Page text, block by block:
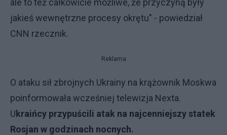
jakieś wewnętrzne procesy okrętu" - powiedział
CNN rzecznik.
Reklama
O ataku sił zbrojnych Ukrainy na krążownik Moskwa
poinformowała wcześniej telewizja Nexta.
Ukraińcy przypuścili atak na najcenniejszy statek
Rosjan w godzinach nocnych.